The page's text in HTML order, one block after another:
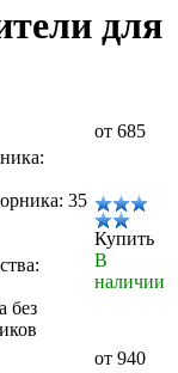
для
от 685
35
без
Купить
В
наличии
от 940